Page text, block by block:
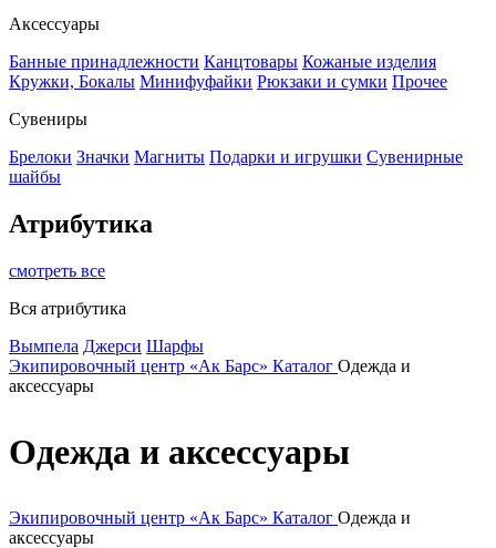
Аксессуары
Банные принадлежности Канцтовары Кожаные изделия
Кружки, Бокалы Минифуфайки Рюкзаки и сумки Прочее
Сувениры
Брелоки Значки Магниты Подарки и игрушки Сувенирные
шайбы
Атрибутика
смотреть все
Вся атрибутика
Вымпела Джерси Шарфы
Экипировочный центр «Ак Барс» Каталог Одежда и
аксессуары
Одежда и аксессуары
Экипировочный центр «Ак Барс» Каталог Одежда и
аксессуары